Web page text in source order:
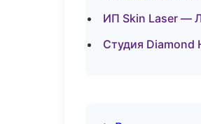
ИП Skin Laser —
Студия Diamond